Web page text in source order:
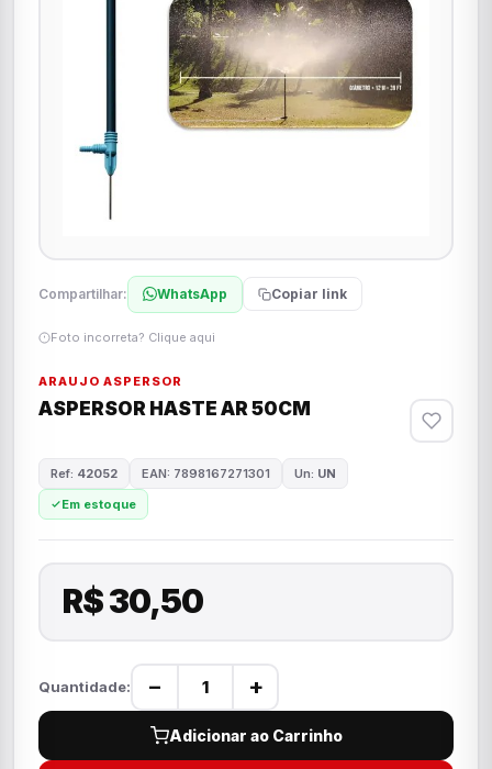
Compartilhar: WhatsApp Copiar link
Foto incorreta? Clique aqui
ARAUJO ASPERSOR
ASPERSOR HASTE AR 50CM
Ref: 42052 EAN: 7898167271301 Un: UN
Em estoque
R$ 30,50
Quantidade: − +
Adicionar ao Carrinho